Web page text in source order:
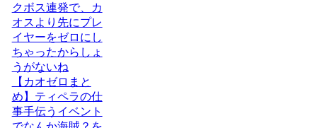
クボス連発で、カ
オスより先にプレ
イヤーをゼロにし
ちゃったからしょ
うがないね
【カオゼロまと
め】ティペラの仕
事手伝うイベント